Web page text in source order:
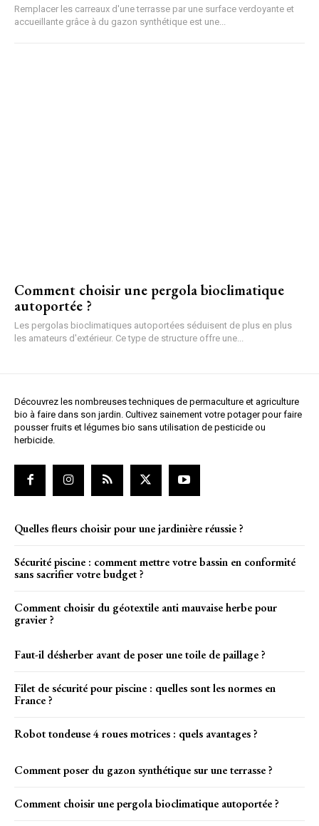
Remplacer les carreaux d'une terrasse par une surface verdoyante et
accueillante grâce à du gazon synthétique est une...
Comment choisir une pergola bioclimatique
autoportée ?
Les pergolas bioclimatiques autoportées séduisent de plus en plus
les amateurs d'extérieur. Ce type de structure offre une...
Découvrez les nombreuses techniques de permaculture et agriculture
bio à faire dans son jardin. Cultivez sainement votre potager pour faire
pousser fruits et légumes bio sans utilisation de pesticide ou
herbicide.
Quelles fleurs choisir pour une jardinière réussie ?
Sécurité piscine : comment mettre votre bassin en conformité
sans sacrifier votre budget ?
Comment choisir du géotextile anti mauvaise herbe pour
gravier ?
Faut-il désherber avant de poser une toile de paillage ?
Filet de sécurité pour piscine : quelles sont les normes en
France ?
Robot tondeuse 4 roues motrices : quels avantages ?
Comment poser du gazon synthétique sur une terrasse ?
Comment choisir une pergola bioclimatique autoportée ?